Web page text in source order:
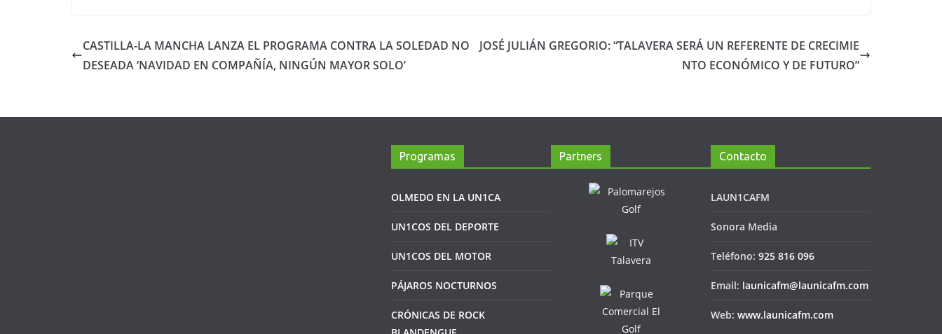
CASTILLA-LA MANCHA LANZA EL PROGRAMA CONTRA LA SOLEDAD NO
DESEADA ‘NAVIDAD EN COMPAÑÍA, NINGÚN MAYOR SOLO’
JOSÉ JULIÁN GREGORIO: “TALAVERA SERÁ UN REFERENTE DE CRECIMIE
NTO ECONÓMICO Y DE FUTURO”
Programas
OLMEDO EN LA UN1CA
UN1COS DEL DEPORTE
UN1COS DEL MOTOR
PÁJAROS NOCTURNOS
CRÓNICAS DE ROCK
Partners Contacto
LAUN1CAFM
Sonora Media
Teléfono: 925 816 096
Email: launicafm@launicafm.com
Web: www.launicafm.com